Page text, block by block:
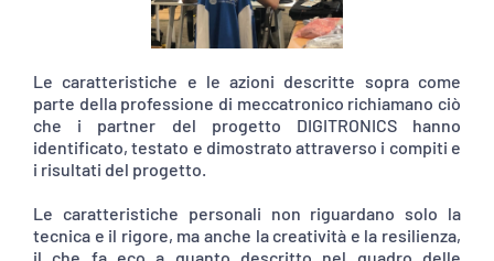
Le caratteristiche e le azioni descritte sopra come
parte della professione di meccatronico richiamano ciò
che i partner del progetto DIGITRONICS hanno
identificato, testato e dimostrato attraverso i compiti e
i risultati del progetto.
Le caratteristiche personali non riguardano solo la
tecnica e il rigore, ma anche la creatività e la resilienza,